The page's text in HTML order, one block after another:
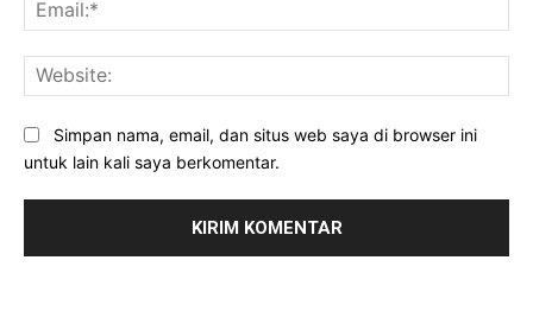
Simpan nama, email, dan situs web saya di browser ini
untuk lain kali saya berkomentar.